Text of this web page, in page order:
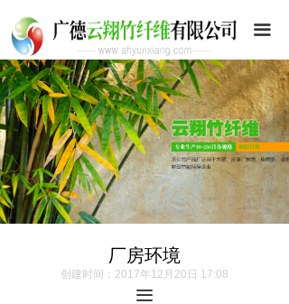
끀
首页
公司简介
荣誉资质
产品展示
企业文化
环境设备
厂房环境
创建时间： 2017年12月20日 17:08
끀